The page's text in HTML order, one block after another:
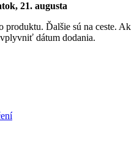
21. augusta
produktu. Ďalšie sú na ceste. Ak
dátum dodania.